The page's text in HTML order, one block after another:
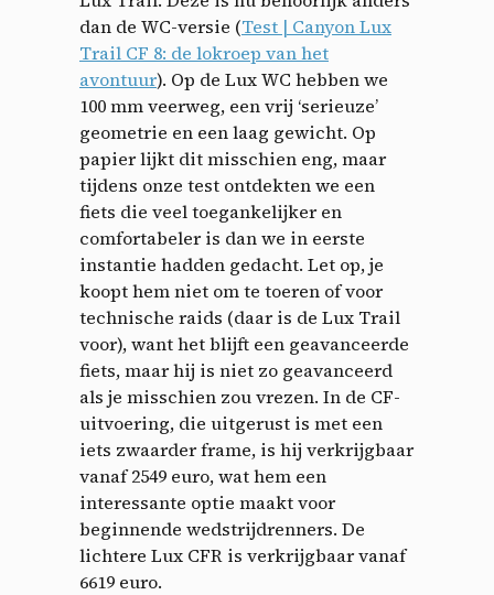
dan de WC-versie (Test | Canyon Lux
Trail CF 8: de lokroep van het
avontuur). Op de Lux WC hebben we
100 mm veerweg, een vrij ‘serieuze’
geometrie en een laag gewicht. Op
papier lijkt dit misschien eng, maar
tijdens onze test ontdekten we een
fiets die veel toegankelijker en
comfortabeler is dan we in eerste
instantie hadden gedacht. Let op, je
koopt hem niet om te toeren of voor
technische raids (daar is de Lux Trail
voor), want het blijft een geavanceerde
fiets, maar hij is niet zo geavanceerd
als je misschien zou vrezen. In de CF-
uitvoering, die uitgerust is met een
iets zwaarder frame, is hij verkrijgbaar
vanaf 2549 euro, wat hem een ​​
interessante optie maakt voor
beginnende wedstrijdrenners. De
lichtere Lux CFR is verkrijgbaar vanaf
6619 euro.